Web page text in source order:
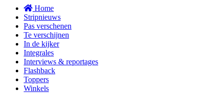
Main
navigation
mobile
Home
Stripnieuws
Pas verschenen
Te verschijnen
In de kijker
Integrales
Interviews & reportages
Flashback
Toppers
Winkels